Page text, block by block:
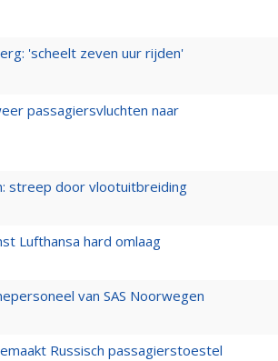
'scheelt zeven uur rijden'
passagiersvluchten naar
streep door vlootuitbreiding
Lufthansa hard omlaag
van SAS Noorwegen
Russisch passagierstoestel